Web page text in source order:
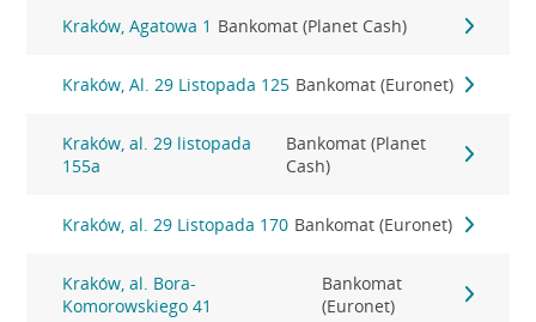
Kraków, Agatowa 1 Bankomat (Planet Cash)
Kraków, Al. 29 Listopada 125 Bankomat (Euronet)
Kraków, al. 29 listopada
155a
Bankomat (Planet
Cash)
Kraków, al. 29 Listopada 170 Bankomat (Euronet)
Kraków, al. Bora-
Komorowskiego 41
Bankomat
(Euronet)